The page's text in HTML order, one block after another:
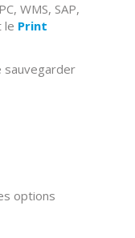
WMS, SAP,
le Print
sauvegarder
options